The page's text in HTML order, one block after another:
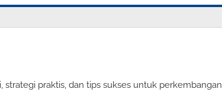
praktis, dan tips sukses untuk perkembangan